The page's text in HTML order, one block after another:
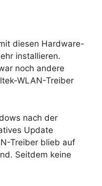
diesen Hardware-
installieren.
noch andere
WLAN-Treiber
nach der
Update
Treiber blieb auf
Seitdem keine